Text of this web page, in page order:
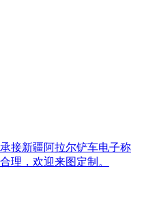
接新疆阿拉尔铲车电子称
理，欢迎来图定制。